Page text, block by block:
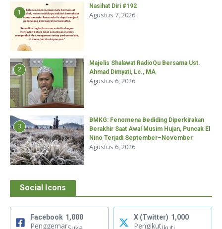
1
Nasihat Diri #192
Agustus 7, 2026
2
Majelis Shalawat RadioQu Bersama Ust.
Ahmad Dimyati, Lc., MA
Agustus 6, 2026
3
BMKG: Fenomena Bediding Diperkirakan
Berakhir Saat Awal Musim Hujan, Puncak El
Nino Terjadi September–November
Agustus 6, 2026
Social Icons
Facebook 1,000
Penggemar
X (Twitter) 1,000
Pengikut